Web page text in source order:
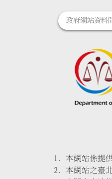
政府網站資料
本網站係提
本網站之臺